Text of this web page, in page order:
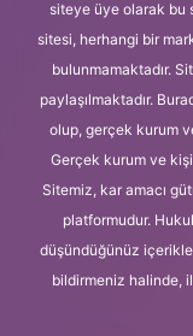
siteye üye olarak bu
sitesi, herhangi bir
bulunmamaktadır.
paylaşılmaktadır.
olup, gerçek kurum
Gerçek kurum ve
Sitemiz, kar amacı
platformudur.
düşündüğünüz
bildirmeniz halinde,